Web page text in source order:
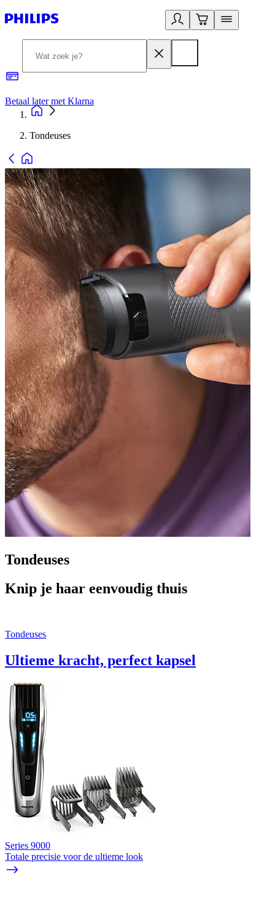
Betaal later met Klarna
Tondeuses
Tondeuses
Knip je haar eenvoudig thuis
Tondeuses
Ultieme kracht, perfect kapsel
Series 9000
Totale precisie voor de ultieme look